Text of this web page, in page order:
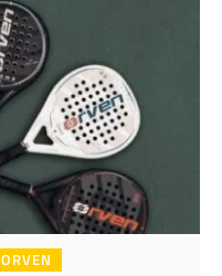
ORVEN